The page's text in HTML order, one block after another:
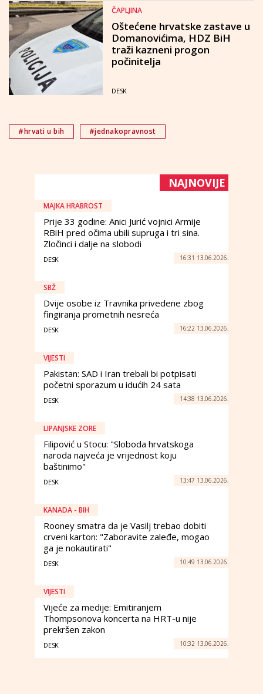
ČAPLJINA
Oštećene hrvatske zastave u
Domanovićima, HDZ BiH
traži kazneni progon
počinitelja
DESK
#hrvati u bih #jednakopravnost
NAJNOVIJE
MAJKA HRABROST
Prije 33 godine: Anici Jurić vojnici Armije
RBiH pred očima ubili supruga i tri sina.
Zločinci i dalje na slobodi
DESK 16:31 13.06.2026.
SBŽ
Dvije osobe iz Travnika privedene zbog
fingiranja prometnih nesreća
DESK 16:22 13.06.2026.
VIJESTI
Pakistan: SAD i Iran trebali bi potpisati
početni sporazum u idućih 24 sata
DESK 14:38 13.06.2026.
LIPANJSKE ZORE
Filipović u Stocu: "Sloboda hrvatskoga
naroda najveća je vrijednost koju
baštinimo"
DESK 13:47 13.06.2026.
KANADA - BIH
Rooney smatra da je Vasilj trebao dobiti
crveni karton: "Zaboravite zaleđe, mogao
ga je nokautirati"
DESK 10:49 13.06.2026.
VIJESTI
Vijeće za medije: Emitiranjem
Thompsonova koncerta na HRT-u nije
prekršen zakon
DESK 10:32 13.06.2026.